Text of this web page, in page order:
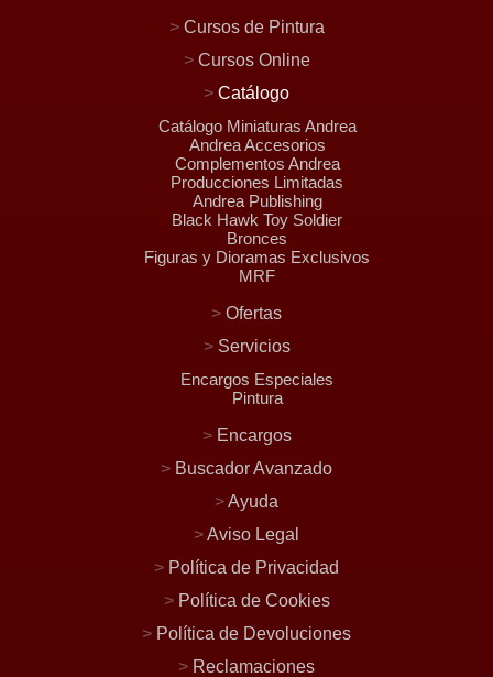
> Cursos de Pintura
> Cursos Online
> Catálogo
Catálogo Miniaturas Andrea
Andrea Accesorios
Complementos Andrea
Producciones Limitadas
Andrea Publishing
Black Hawk Toy Soldier
Bronces
Figuras y Dioramas Exclusivos
MRF
> Ofertas
> Servicios
Encargos Especiales
Pintura
> Encargos
> Buscador Avanzado
>Ayuda
>Aviso Legal
> Política de Privacidad
> Política de Cookies
> Política de Devoluciones
> Reclamaciones